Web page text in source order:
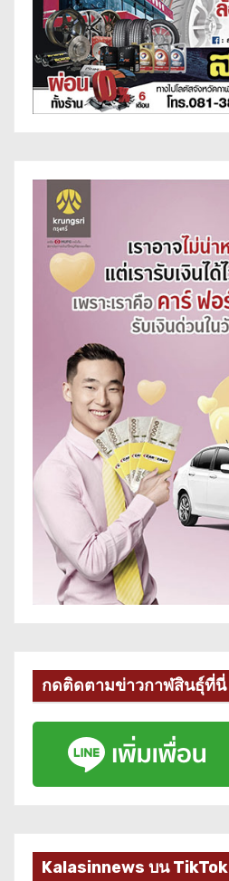
กดติดตามข่าวกาฬสินธุ์ที่นี่
Kalasinnews บน TikTok